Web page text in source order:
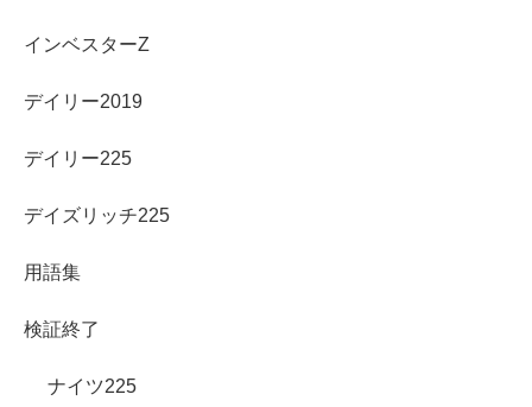
インベスターZ
デイリー2019
デイリー225
デイズリッチ225
用語集
検証終了
ナイツ225